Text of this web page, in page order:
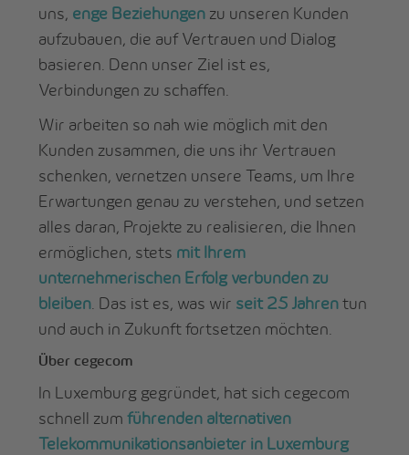
uns, enge Beziehungen zu unseren Kunden
aufzubauen, die auf Vertrauen und Dialog
basieren. Denn unser Ziel ist es,
Verbindungen zu schaffen.
Wir arbeiten so nah wie möglich mit den
Kunden zusammen, die uns ihr Vertrauen
schenken, vernetzen unsere Teams, um Ihre
Erwartungen genau zu verstehen, und setzen
alles daran, Projekte zu realisieren, die Ihnen
ermöglichen, stets mit Ihrem
unternehmerischen Erfolg verbunden zu
bleiben. Das ist es, was wir seit 25 Jahrentun
und auch in Zukunft fortsetzen möchten.
Über cegecom
In Luxemburg gegründet, hat sich cegecom
schnell zumführenden alternativen
Telekommunikationsanbieter in Luxemburg